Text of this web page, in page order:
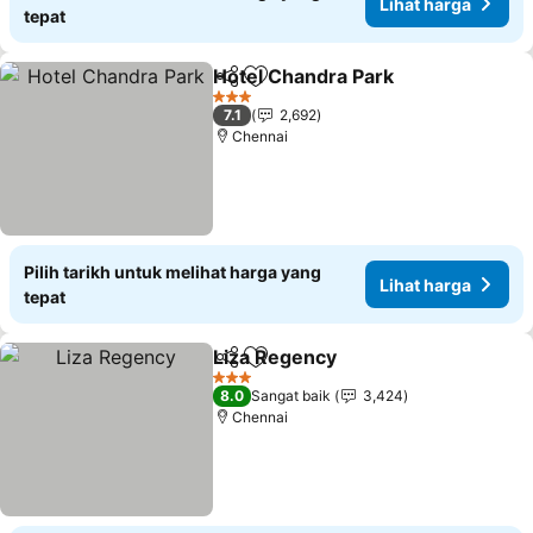
tepat
KongsiTambah ke favorit
Hotel Chandra Park
3 Bintang
7.1
2,692
Chennai
Pilih tarikh untuk melihat harga yang
tepat
Lihat harga
KongsiTambah ke favorit
Liza Regency
3 Bintang
8.0 Sangat baik
3,424
Chennai